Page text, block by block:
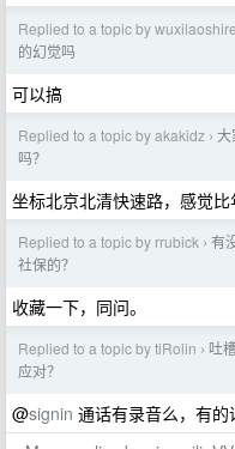
Replied to a topic by
的幻觉吗
可以搞
Replied to a topic by akakidz › 大
吗？
坐标北京北清快速路，感觉
Replied to a topic by rrubick › 有
社保的？
收藏一下，同问。
Replied to a topic by tiRolin › 吐
应对？
@signin 通话有录音么，有